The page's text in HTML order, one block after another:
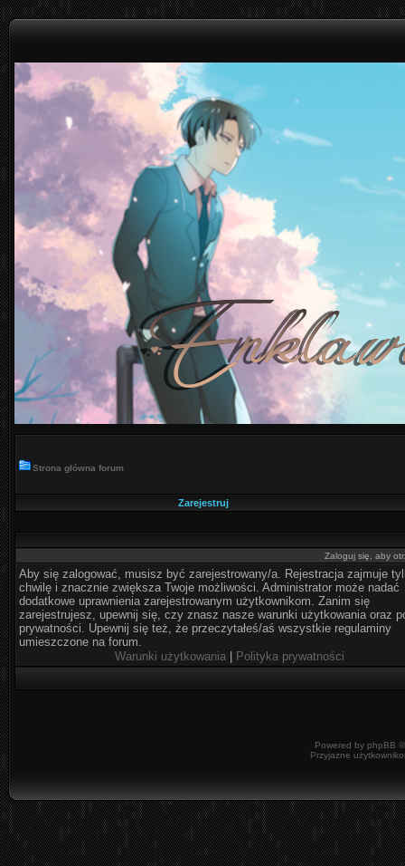
Strona główna forum
Zarejestruj
Zaloguj się, aby
Aby się zalogować, musisz być zarejestrowany/a. Rejestracja zajmuje
chwilę i znacznie zwiększa Twoje możliwości. Administrator może nadać
dodatkowe uprawnienia zarejestrowanym użytkownikom. Zanim się
zarejestrujesz, upewnij się, czy znasz nasze warunki użytkowania oraz
prywatności. Upewnij się też, że przeczytałeś/aś wszystkie regulaminy
umieszczone na forum.
Warunki użytkowania| Polityka prywatności
Powered by phpBB
Przyjazne